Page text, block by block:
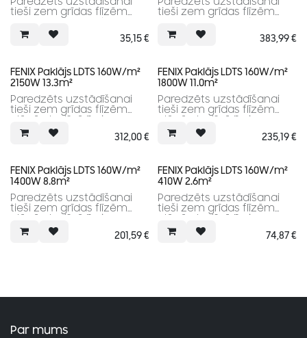
tieši zem grīdas flīzēm
kārtā vai pašizlīdzinošā
grīdā. Komplektā nav35,15€
tieši zem grīdas flīzēm
kārtā vai pašizlīdzinošā
grīdā. Komplektā nav383,99€
FENIX Paklājs LDTS 160W/m²
2150W 13.3m²
Paredzēts uzstādīšanai
tieši zem grīdas flīzēm
plānā elastīgā līmjavas
kārtā vai pašizlīdzinošā
grīdā. Komplektā nav312,00€
FENIX Paklājs LDTS 160W/m²
1800W 11.0m²
Paredzēts uzstādīšanai
tieši zem grīdas flīzēm
plānā elastīgā līmjavas
kārtā vai pašizlīdzinošā
grīdā. Komplektā nav235,19€
FENIX Paklājs LDTS 160W/m²
1400W 8.8m²
Paredzēts uzstādīšanai
tieši zem grīdas flīzēm
plānā elastīgā līmjavas
kārtā vai pašizlīdzinošā
grīdā. Komplektā nav201,59€
FENIX Paklājs LDTS 160W/m²
410W 2.6m²
Paredzēts uzstādīšanai
tieši zem grīdas flīzēm
plānā elastīgā līmjavas
kārtā vai pašizlīdzinošā
grīdā. Komplektā nav74,87€
Par mums